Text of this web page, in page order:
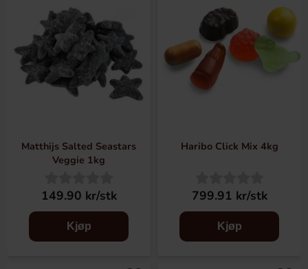
Matthijs Salted Seastars
Veggie 1kg
149.90 kr/stk
Kjøp
Haribo Click Mix 4kg
799.91 kr/stk
Kjøp